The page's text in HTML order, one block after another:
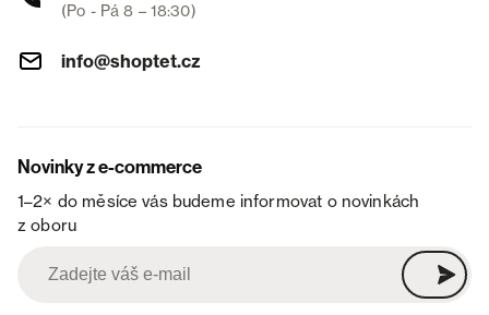
(Po - Pá 8 – 18:30)
info@shoptet.cz
Novinky z e-commerce
1–2× do měsíce vás budeme informovat o novinkách
z oboru